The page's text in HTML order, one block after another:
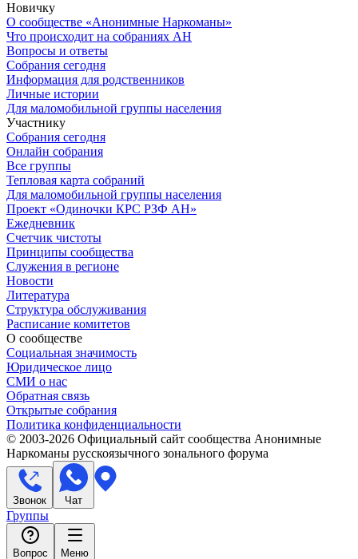
Новичку
О сообществе «Анонимные Наркоманы»
Что происходит на собраниях АН
Вопросы и ответы
Собрания сегодня
Информация для родственников
Личные истории
Для маломобильной группы населения
Участнику
Собрания сегодня
Онлайн собрания
Все группы
Тепловая карта собраний
Для маломобильной группы населения
Проект «Одиночки КРС РЗФ АН»
Ежедневник
Счетчик чистоты
Принципы сообщества
Служения в регионе
Новости
Литература
Структура обслуживания
Расписание комитетов
О сообществе
Социальная значимость
Юридическое лицо
СМИ о нас
Обратная связь
Открытые собрания
Политика конфиденциальности
© 2003-2026 Официальный сайт сообщества Анонимные
Наркоманы русскоязычного зонального форума
Звонок Чат
Группы
Вопрос Меню